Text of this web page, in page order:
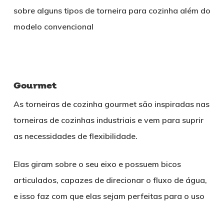
sobre alguns tipos de torneira para cozinha além do
modelo convencional
Gourmet
As torneiras de cozinha gourmet são inspiradas nas
torneiras de cozinhas industriais e vem para suprir
as necessidades de flexibilidade.
Elas giram sobre o seu eixo e possuem bicos
articulados, capazes de direcionar o fluxo de água,
e isso faz com que elas sejam perfeitas para o uso